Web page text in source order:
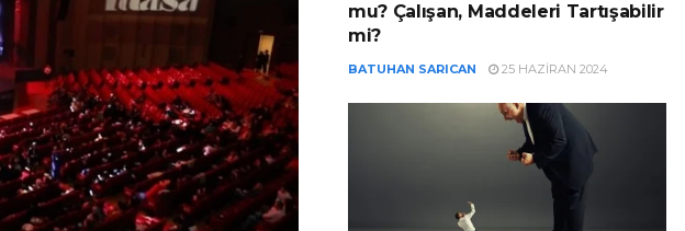
mu? Çalışan, Maddeleri Tartışabilir
mi?
BATUHAN SARICAN 25 HAZIRAN 2024